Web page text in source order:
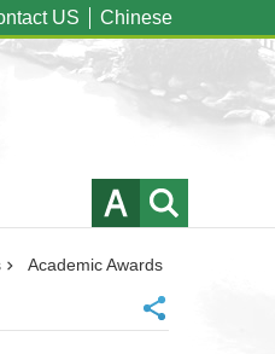
US Chinese
Academic Awards